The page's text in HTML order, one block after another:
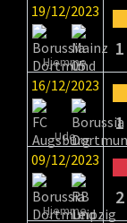
19/12/2023
Hjemme
16/12/2023
Ude
09/12/2023
Hjemme